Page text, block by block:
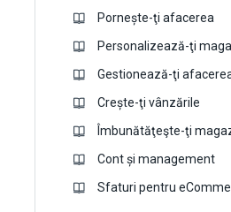
Pornește-ţi afacerea
Personalizează-ţi
Gestionează-ţi
Crește-ţi vânzările
Îmbunătăţeşte-ţi
Cont și management
Sfaturi pentru